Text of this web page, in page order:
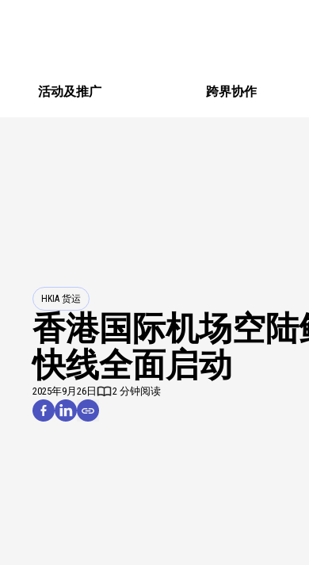
活动及推广 跨界协作
HKIA 货运
香港国际机场空
快线全面启动
2025年9月26日 2 分钟阅读